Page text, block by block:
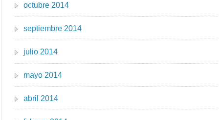
octubre 2014
septiembre 2014
julio 2014
mayo 2014
abril 2014